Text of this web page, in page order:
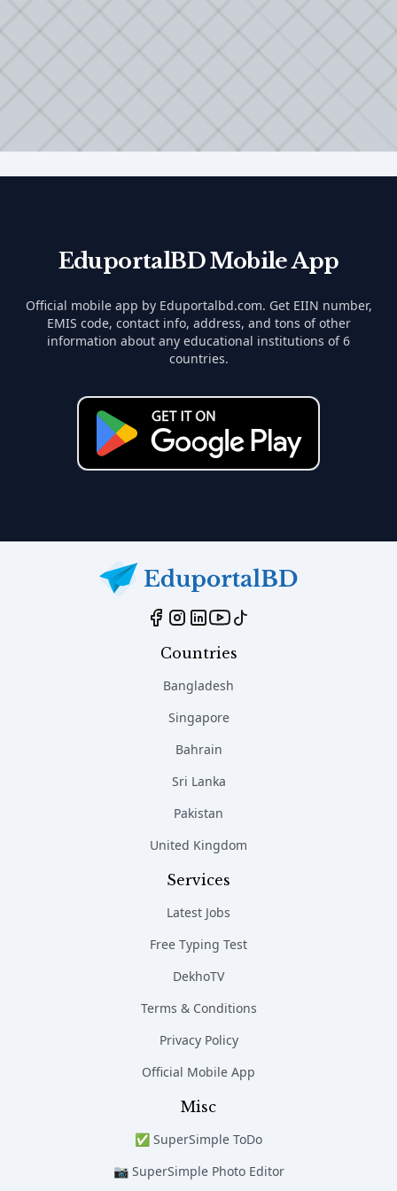
EduportalBD Mobile App
Official mobile app by Eduportalbd.com. Get EIIN number,
EMIS code, contact info, address, and tons of other
information about any educational institutions of 6
countries.
Countries
Bangladesh
Singapore
Bahrain
Sri Lanka
Pakistan
United Kingdom
Services
Latest Jobs
Free Typing Test
DekhoTV
Terms & Conditions
Privacy Policy
Official Mobile App
Misc
✅ SuperSimple ToDo
📷 SuperSimple Photo Editor